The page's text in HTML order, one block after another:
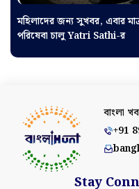
মহিলাদের জন্য সুখবর, এবার
পরিষেবা চালু Yatri Sathi-র
বাংলা
+91
Stay